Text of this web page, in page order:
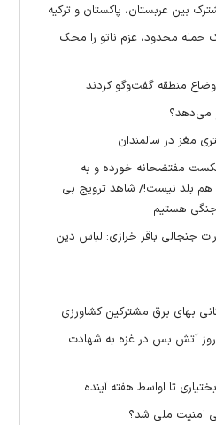
بین عربستان، پاکستان و ترکیه
حمله محدود، عزم ناتو را محک
منطقه گفت‌وگو کردند
می‌دهد؟
مفتضحانه خورده و به
هم بلد نیست!/ شاهد ترویج بی
جنگی هستیم
جنجالی باقر خرازی: لباس دین
بهای برق مشترکین کشاورزی
یونیسف: ۳۰۰ کودک طی ۳۰۰ روز آتش بس در غزه به شهادت
تا اواسط هفته آینده
امنیت ملی شد؟